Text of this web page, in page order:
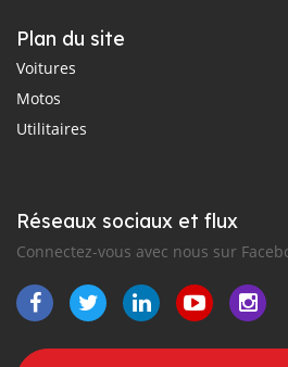
Plan du site
Voitures
Motos
Utilitaires
Réseaux sociaux et flux
Connectez-vous avec nous sur